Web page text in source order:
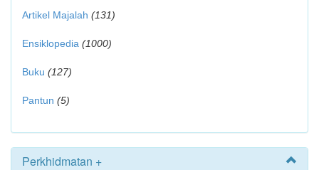
Artikel Majalah (131)
Ensiklopedia (1000)
Buku (127)
Pantun (5)
Perkhidmatan +